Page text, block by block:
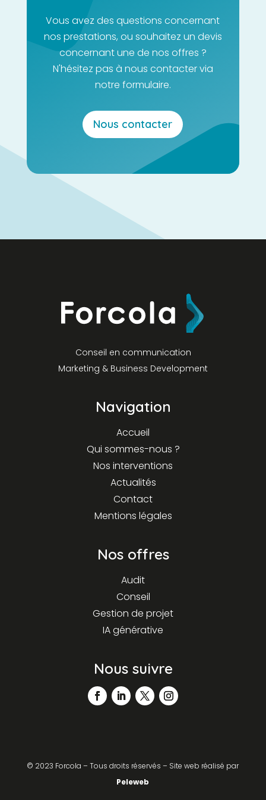
Vous avez des questions concernant
nos prestations, ou souhaitez un devis
concernant une de nos offres ?
N'hésitez pas à nous contacter via
notre formulaire.
Nous contacter
Conseil en communication
Marketing & Business Development
Navigation
Accueil
Qui sommes-nous ?
Nos interventions
Actualités
Contact
Mentions légales
Nos offres
Audit
Conseil
Gestion de projet
IA générative
Nous suivre
© 2023 Forcola – Tous droits réservés – Site web réalisé par
Peleweb